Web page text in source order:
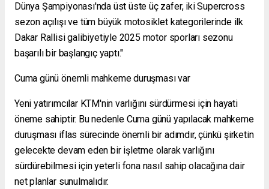
Dünya Şampiyonası'nda üst üste üç zafer, iki Supercross
sezon açılışı ve tüm büyük motosiklet kategorilerinde ilk
Dakar Rallisi galibiyetiyle 2025 motor sporları sezonu
başarılı bir başlangıç ​​yaptı."
Cuma günü önemli mahkeme duruşması var
Yeni yatırımcılar KTM'nin varlığını sürdürmesi için hayati
öneme sahiptir. Bu nedenle Cuma günü yapılacak mahkeme
duruşması iflas sürecinde önemli bir adımdır, çünkü şirketin
gelecekte devam eden bir işletme olarak varlığını
sürdürebilmesi için yeterli fona nasıl sahip olacağına dair
net planlar sunulmalıdır.